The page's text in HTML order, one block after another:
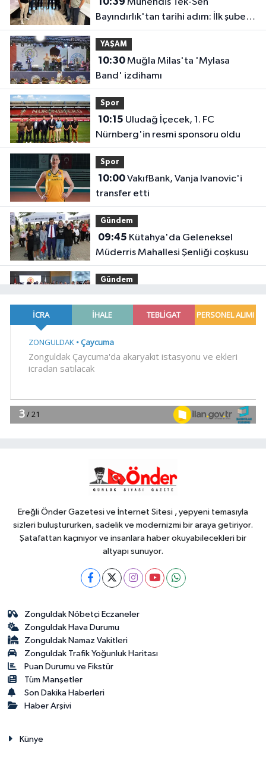
Bayındırlık'tan tarihi adım: İlk şube
Diyarbakır'da açıldı
YAŞAM
10:30Muğla Milas'ta 'Mylasa
Band' izdihamı
Spor
10:15
Nürnberg'in resmi sponsoru oldu
Spor
10:00VakıfBank, Vanja Ivanovic'i
transfer etti
Gündem
09:45
Müderris Mahallesi Şenliği coşkusu
Gündem
komisyondan geçti
09:30Eyüpsultan Meydanı'na yeni
09:12
koruyacak proje
Ereğli Önder Gazetesi ve İnternet Sitesi , yepyeni temasıyla
sizleri buluştururken, sadelik ve modernizmi bir araya getiriyor.
Şatafattan kaçınıyor ve insanlara haber okuyabilecekleri bir
altyapı sunuyor.
Zonguldak Nöbetçi Eczaneler
Zonguldak Hava Durumu
Zonguldak Namaz Vakitleri
Zonguldak Trafik Yoğunluk Haritası
Puan Durumu ve Fikstür
Tüm Manşetler
Son Dakika Haberleri
Haber Arşivi
Künye